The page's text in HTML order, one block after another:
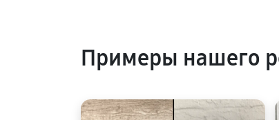
Примеры нашего